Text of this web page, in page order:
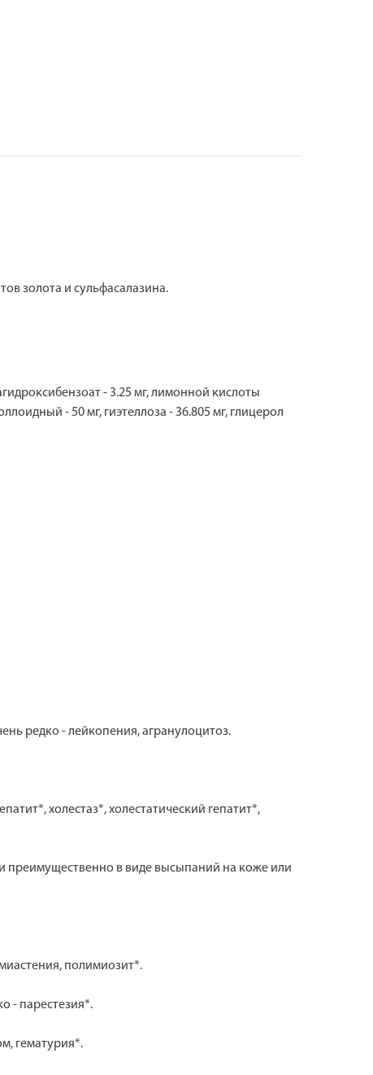
золота и сульфасалазина.
- 3.25 мг, лимонной кислоты
- 50 мг, гиэтеллоза - 36.805 мг, глицерол
редко - лейкопения, агранулоцитоз.
холестаз*, холестатический гепатит*,
преимущественно в виде высыпаний на коже или
полимиозит*.
- парестезия*.
гематурия*.